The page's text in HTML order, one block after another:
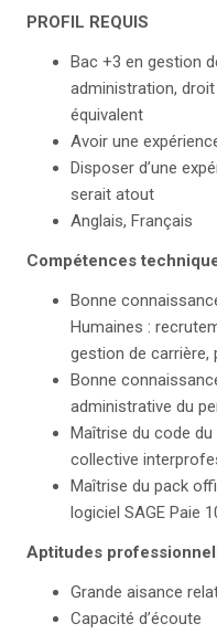
PROFIL REQUIS
Bac +3 en gestion
administration,
équivalent
Avoir une
Disposer d’une
serait atout
Anglais, Français
Compétences
Bonne
Humaines :
gestion de carrière,
Bonne
administrative du
Maîtrise du code
collective
Maîtrise du pack
logiciel SAGE Paie
Aptitudes
Grande aisance
Capacité d’écoute